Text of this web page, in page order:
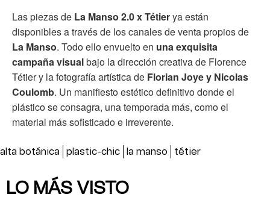
Las piezas de La Manso 2.0 x Tétierya están
disponibles a través de los canales de venta propios de
La Manso. Todo ello envuelto en una exquisita
campaña visualbajo la dirección creativa de Florence
Tétier y la fotografía artística de Florian Joye y Nicolas
Coulomb. Un manifiesto estético definitivo donde el
plástico se consagra, una temporada más, como el
material más sofisticado e irreverente.
alta botánica plastic-chic la manso tétier
LO MÁS VISTO